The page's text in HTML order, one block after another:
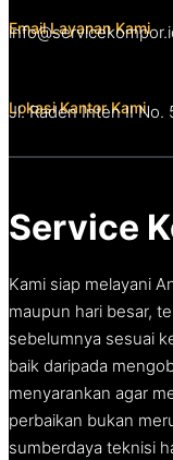
Email Layanan Kami
Lokasi Kantor Kami
Jl. Raden Inten II No.
Service
Kami siap melayani
maupun hari besar,
sebelumnya sesuai
baik daripada
menyarankan agar
perbaikan bukan
sumberdaya teknisi